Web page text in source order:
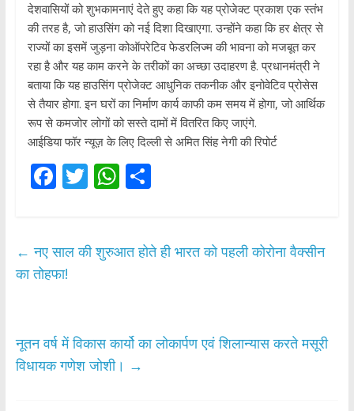
देशवासियों को शुभकामनाएं देते हुए कहा कि यह प्रोजेक्ट प्रकाश एक स्तंभ
की तरह है, जो हाउसिंग को नई दिशा दिखाएगा. उन्होंने कहा कि हर क्षेत्र से
राज्यों का इसमें जुड़ना कोऑपरेटिव फेडरलिज्म की भावना को मजबूत कर
रहा है और यह काम करने के तरीकों का अच्छा उदाहरण है. प्रधानमंत्री ने
बताया कि यह हाउसिंग प्रोजेक्ट आधुनिक तकनीक और इनोवेटिव प्रोसेस
से तैयार होगा. इन घरों का निर्माण कार्य काफी कम समय में होगा, जो आर्थिक
रूप से कमजोर लोगों को सस्ते दामों में वितरित किए जाएंगे.
आईडिया फॉर न्यूज़ के लिए दिल्ली से अमित सिंह नेगी की रिपोर्ट
F
b
o
k
T
er
W
s
p
S
e
← नए साल की शुरुआत होते ही भारत को पहली कोरोना वैक्सीन
का तोहफा!
नूतन वर्ष में विकास कार्यो का लोकार्पण एवं शिलान्यास करते मसूरी
विधायक गणेश जोशी। →